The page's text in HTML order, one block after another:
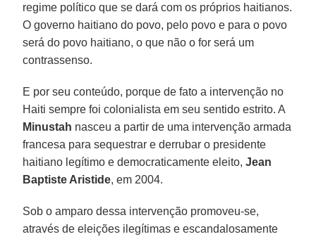
regime político que se dará com os próprios haitianos.
O governo haitiano do povo, pelo povo e para o povo
será do povo haitiano, o que não o for será um
contrassenso.
E por seu conteúdo, porque de fato a intervenção no
Haiti sempre foi colonialista em seu sentido estrito. A
Minustah nasceu a partir de uma intervenção armada
francesa para sequestrar e derrubar o presidente
haitiano legítimo e democraticamente eleito,Jean
Baptiste Aristide, em 2004.
Sob o amparo dessa intervenção promoveu-se,
através de eleições ilegítimas e escandalosamente